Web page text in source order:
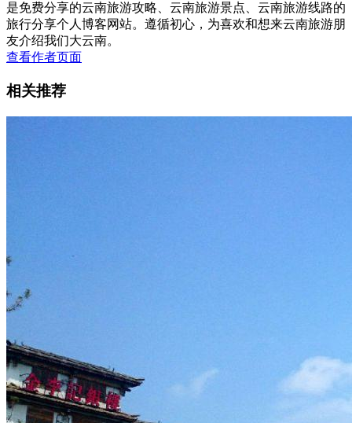
是免费分享的云南旅游攻略、云南旅游景点、云南旅游线路的
旅行分享个人博客网站。遵循初心，为喜欢和想来云南旅游朋
友介绍我们大云南。
查看作者页面
相关推荐